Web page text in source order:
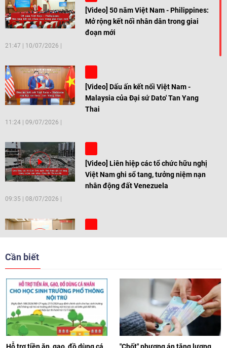
[Video] 50 năm Việt Nam - Philippines:
Mở rộng kết nối nhân dân trong giai
đoạn mới
21:47 10/07/2026
[Video] Dấu ấn kết nối Việt Nam -
Malaysia của Đại sứ Dato' Tan Yang
Thai
11:24 09/07/2026
[Video] Liên hiệp các tổ chức hữu nghị
Việt Nam ghi sổ tang, tưởng niệm nạn
nhân động đất Venezuela
09:35 08/07/2026
[Video] Trẻ em Đông Á cùng kiến tạo
[Video] Âm nhạc flamenco gắn kết văn
hoá Việt Nam - Tây Ban Nha
11:10 17/06/2026
Cần biết